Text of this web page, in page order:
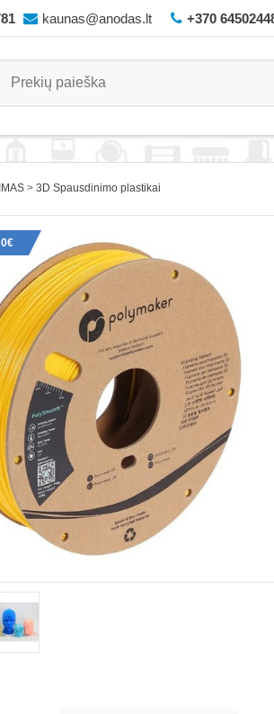
kaunas@anodas.lt +370
3D Spausdinimo plastikai